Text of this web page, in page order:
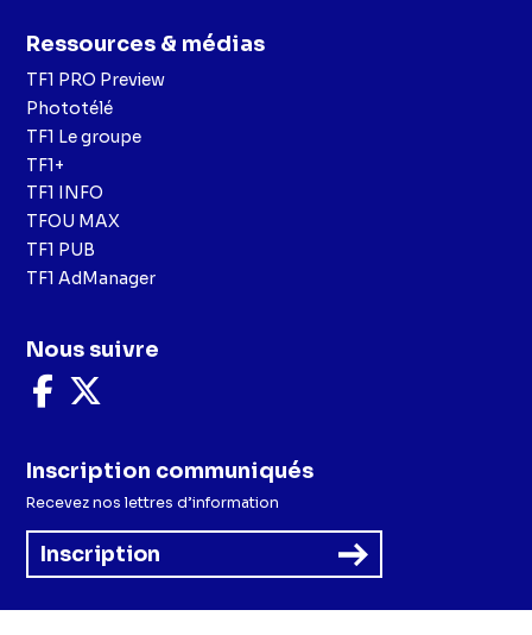
Ressources & médias
TF1 PRO Preview
Phototélé
TF1 Le groupe
TF1+
TF1 INFO
TFOU MAX
TF1 PUB
TF1 AdManager
Nous suivre
Nous
suivre
Facebook
X
Inscription communiqués
Recevez nos lettres d’information
Inscription